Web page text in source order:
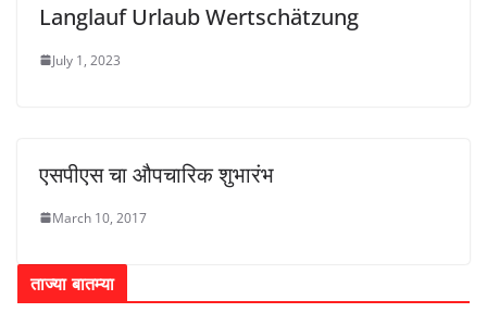
Langlauf Urlaub Wertschätzung
July 1, 2023
एसपीएस चा औपचारिक शुभारंभ
March 10, 2017
ताज्या बातम्या